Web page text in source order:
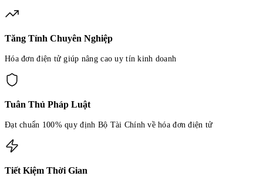
Tăng Tính Chuyên Nghiệp
Hóa đơn điện tử giúp nâng cao uy tín kinh doanh
Tuân Thủ Pháp Luật
Đạt chuẩn 100% quy định Bộ Tài Chính về hóa đơn điện tử
Tiết Kiệm Thời Gian